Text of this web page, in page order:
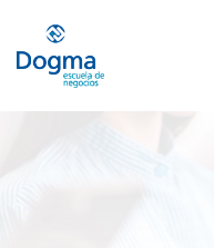
próximos